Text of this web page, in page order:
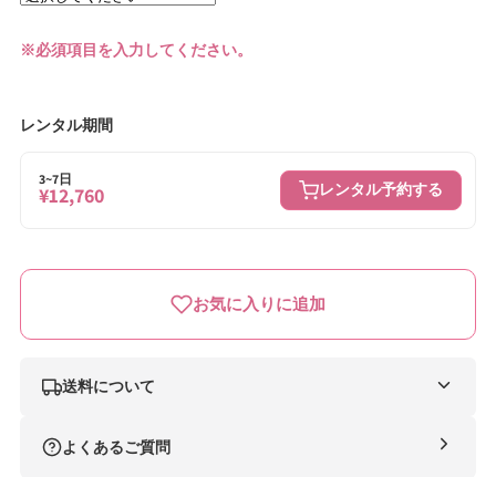
※必須項目を入力してください。
レンタル期間
3~7日
¥12,760 レンタル予約する
お気に入りに追加
送料について
条件
よくあるご質問